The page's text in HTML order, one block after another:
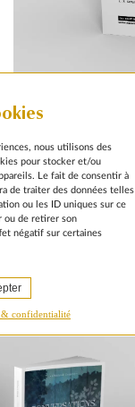
nous utilisons des
pour stocker et/ou
Le fait de consentir à
de traiter des données telles
ou les ID uniques sur ce
ou de retirer son
négatif sur certaines
& confidentialité